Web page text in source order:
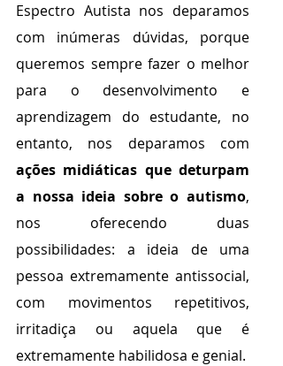
Espectro Autista nos deparamos
com inúmeras dúvidas, porque
queremos sempre fazer o melhor
para o desenvolvimento e
aprendizagem do estudante, no
ações midiáticas que deturpam
a nossa ideia sobre o autismo,
nos oferecendo duas
possibilidades: a ideia de uma
pessoa extremamente antissocial,
com movimentos repetitivos,
irritadiça ou aquela que é
extremamente habilidosa e genial.